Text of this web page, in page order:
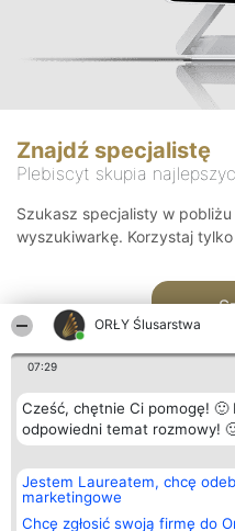
ORŁY Ślusarstwa
07:29
Cześć, chętnie Ci pomogę! 🙂
odpowiedni temat rozmowy!
Jestem Laureatem, chcę
marketingowe
Chcę zgłosić swoją firmę do
Znajdź specjalistę
Plebiscyt skupia
Szukasz specjalisty w
wyszukiwarkę. Korzystaj tylko
Organizator plebiscytu
Bright Side Solutions sp. z o.
o. sp. k.
ul. Ruska 22